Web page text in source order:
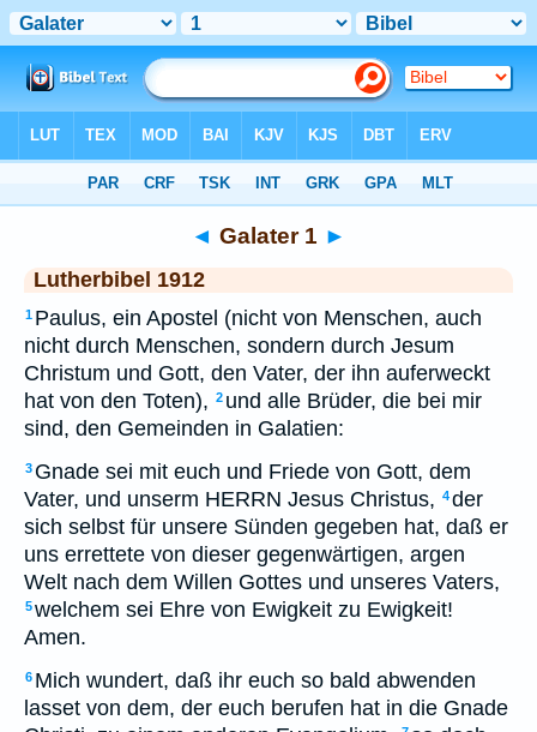
◄ Galater 1 ►
Lutherbibel 1912
1 Paulus, ein Apostel (nicht von Menschen, auch
nicht durch Menschen, sondern durch Jesum
Christum und Gott, den Vater, der ihn auferweckt
hat von den Toten), 2 und alle Brüder, die bei mir
sind, den Gemeinden in Galatien:
3 Gnade sei mit euch und Friede von Gott, dem
Vater, und unserm HERRN Jesus Christus, 4der
sich selbst für unsere Sünden gegeben hat, daß er
uns errettete von dieser gegenwärtigen, argen
Welt nach dem Willen Gottes und unseres Vaters,
5welchem sei Ehre von Ewigkeit zu Ewigkeit!
Amen.
6 Mich wundert, daß ihr euch so bald abwenden
lasset von dem, der euch berufen hat in die Gnade